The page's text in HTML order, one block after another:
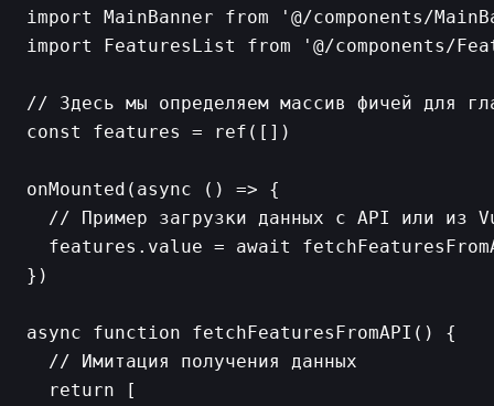
import MainBanner from '@/components/
import FeaturesList from '@/components/
// Здесь мы определяем массив фичей для
const features = ref([])
onMounted(async () => {
// Пример загрузки данных с API или из
features.value = await
})
async function fetchFeaturesFromAPI() {
  // Имитация получения данных
  return [